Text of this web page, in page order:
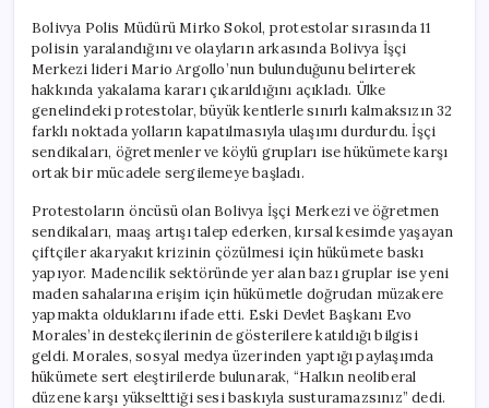
Bolivya Polis Müdürü Mirko Sokol, protestolar sırasında 11
polisin yaralandığını ve olayların arkasında Bolivya İşçi
Merkezi lideri Mario Argollo’nun bulunduğunu belirterek
hakkında yakalama kararı çıkarıldığını açıkladı. Ülke
genelindeki protestolar, büyük kentlerle sınırlı kalmaksızın 32
farklı noktada yolların kapatılmasıyla ulaşımı durdurdu. İşçi
sendikaları, öğretmenler ve köylü grupları ise hükümete karşı
ortak bir mücadele sergilemeye başladı.
Protestoların öncüsü olan Bolivya İşçi Merkezi ve öğretmen
sendikaları, maaş artışı talep ederken, kırsal kesimde yaşayan
çiftçiler akaryakıt krizinin çözülmesi için hükümete baskı
yapıyor. Madencilik sektöründe yer alan bazı gruplar ise yeni
maden sahalarına erişim için hükümetle doğrudan müzakere
yapmakta olduklarını ifade etti. Eski Devlet Başkanı Evo
Morales’in destekçilerinin de gösterilere katıldığı bilgisi
geldi. Morales, sosyal medya üzerinden yaptığı paylaşımda
hükümete sert eleştirilerde bulunarak, “Halkın neoliberal
düzene karşı yükselttiği sesi baskıyla susturamazsınız” dedi.